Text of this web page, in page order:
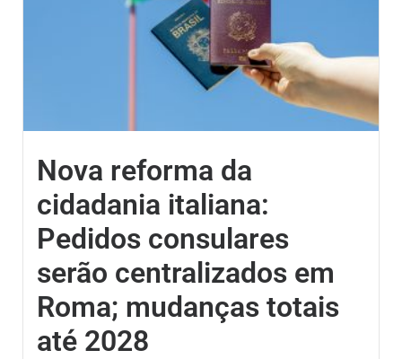
Nova reforma da
cidadania italiana:
Pedidos consulares
serão centralizados em
Roma; mudanças totais
até 2028